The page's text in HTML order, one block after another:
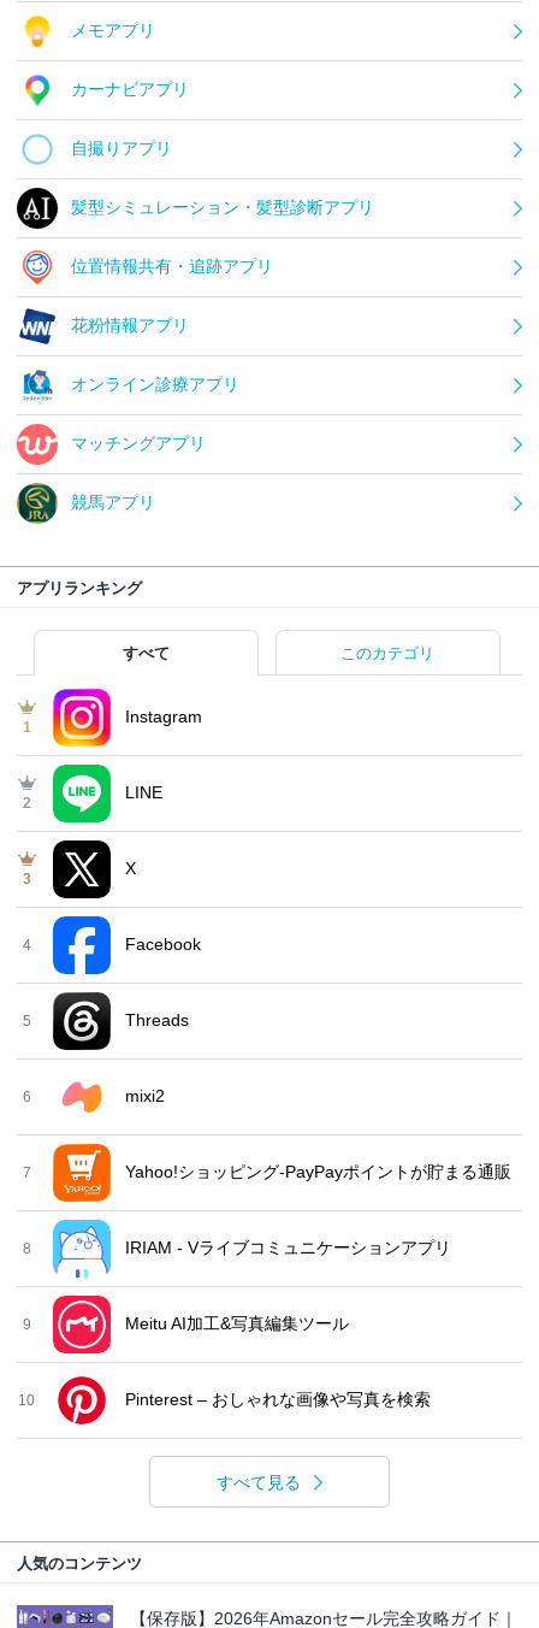
メモアプリ
カーナビアプリ
自撮りアプリ
髪型シミュレーション・髪型診断アプリ
位置情報共有・追跡アプリ
花粉情報アプリ
オンライン診療アプリ
マッチングアプリ
競馬アプリ
アプリランキング
すべて このカテゴリ
1
Instagram
2
LINE
3
X
4 Facebook
5 Threads
6 mixi2
7 Yahoo!ショッピング-PayPayポイントが貯まる通販
8 IRIAM - Vライブコミュニケーションアプリ
9 Meitu AI加工&写真編集ツール
10 Pinterest – おしゃれな画像や写真を検索
すべて見る
人気のコンテンツ
【保存版】2026年Amazonセール完全攻略ガイド｜